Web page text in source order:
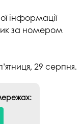
інформації
за номером
29 серпня.